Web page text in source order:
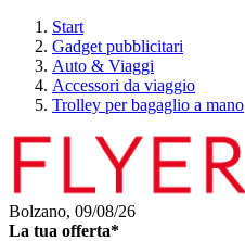
Start
Gadget pubblicitari
Auto & Viaggi
Accessori da viaggio
Trolley per bagaglio a mano
Bolzano, 09/08/26
La tua offerta*